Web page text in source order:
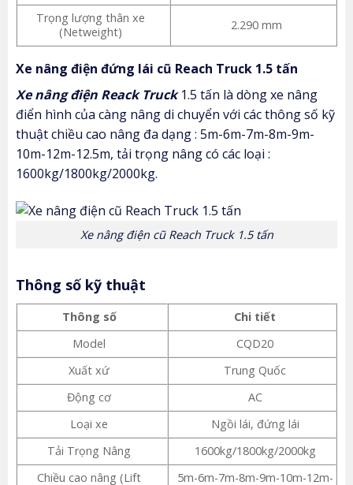
Trọng lượng thân xe
(Netweight)
2.290 mm
Xe nâng điện đứng lái cũ Reach Truck 1.5 tấn
Xe nâng điện Reack Truck1.5 tấn là dòng xe nâng
điển hình của càng nâng di chuyển với các thông số kỹ
thuật chiều cao nâng đa dạng : 5m-6m-7m-8m-9m-
10m-12m-12.5m, tải trọng nâng có các loại :
1600kg/1800kg/2000kg.
Xe nâng điện cũ Reach Truck 1.5 tấn
Thông số kỹ thuật
Thông số
Chi tiết
Model
CQD20
Xuất xứ
Trung Quốc
Động cơ
AC
Loại xe
Ngồi lái, đứng lái
Tải Trọng Nâng
1600kg/1800kg/2000kg
Chiều cao nâng (Lift
5m-6m-7m-8m-9m-10m-12m-